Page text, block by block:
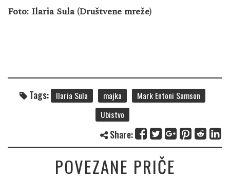
Foto: Ilaria Sula (Društvene mreže)
Tags: Ilaria Sula majka
Mark Entoni Samson
Ubistvo
Share:
POVEZANE PRIČE